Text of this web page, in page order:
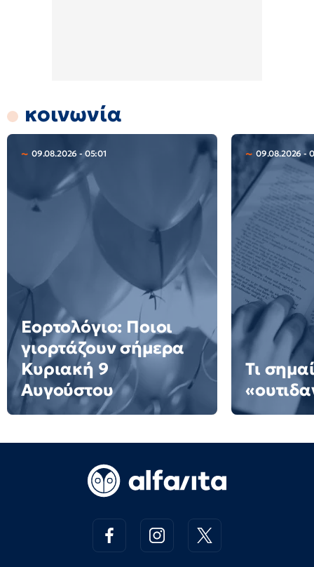
κοινωνία
09.08.2026 - 05:01
Εορτολόγιο: Ποιοι
γιορτάζουν σήμερα
Κυριακή 9
Αυγούστου
09.08.2026 -
Τι